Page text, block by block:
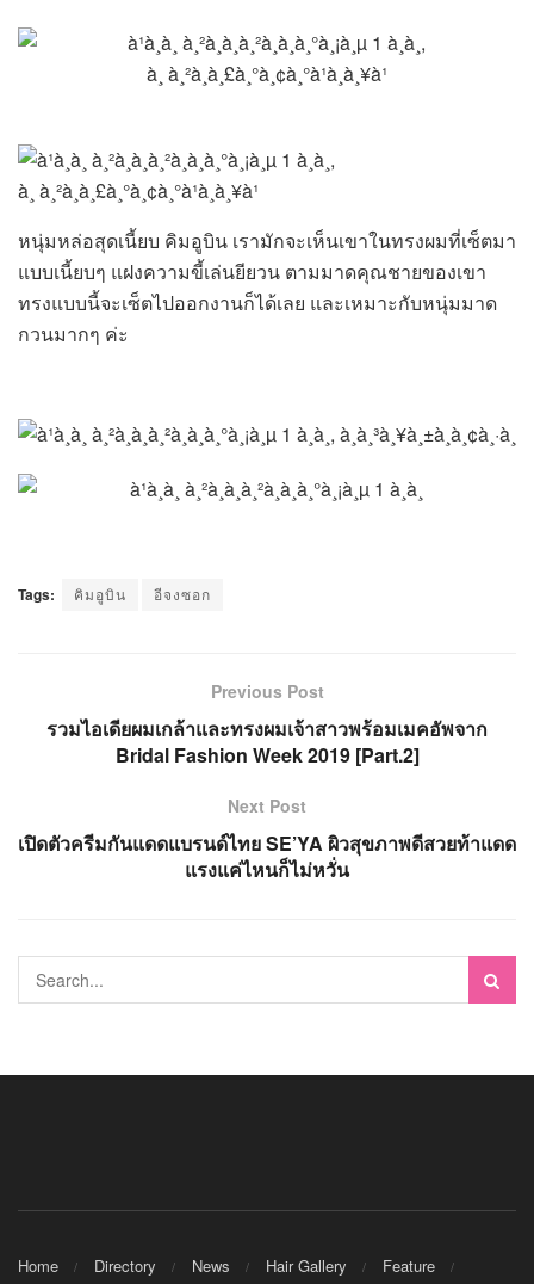
หนุ่มหล่อสุดเนี้ยบ คิมอูบิน เรามักจะเห็นเขาในทรงผมที่เซ็ตมา
แบบเนี้ยบๆ แฝงความขี้เล่นยียวน ตามมาดคุณชายของเขา
ทรงแบบนี้จะเซ็ตไปออกงานก็ได้เลย และเหมาะกับหนุ่มมาด
กวนมากๆ ค่ะ
Tags: คิมอูบิน อีจงซอก
Previous Post
รวมไอเดียผมเกล้าและทรงผมเจ้าสาวพร้อมเมคอัพจาก
Bridal Fashion Week 2019 [Part.2]
Next Post
เปิดตัวครีมกันแดดแบรนด์ไทย SE’YA ผิวสุขภาพดีสวยท้าแดด
แรงแค่ไหนก็ไม่หวั่น
Home Directory News Hair Gallery
Feature